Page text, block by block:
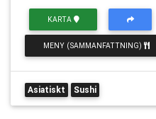
KARTA
MENY (SAMMANFATTNING)
Asiatiskt Sushi